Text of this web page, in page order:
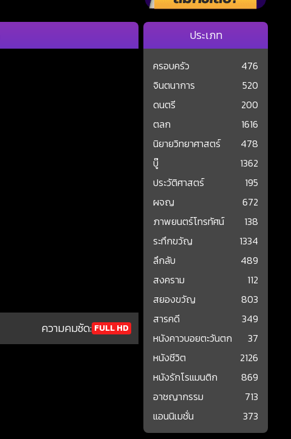
ความคมชัด: FULL HD
ประเภท
ครอบครัว
476
จินตนาการ
520
ดนตรี
200
ตลก
1616
นิยายวิทยาศาสตร์
478
บู๊
1362
ประวัติศาสตร์
195
ผจญ
672
ภาพยนตร์โทรทัศน์
138
ระทึกขวัญ
1334
ลึกลับ
489
สงคราม
112
สยองขวัญ
803
สารคดี
349
หนังคาวบอยตะวันตก
37
หนังชีวิต
2126
หนังรักโรแมนติก
869
อาชญากรรม
713
แอนนิเมชั่น
373